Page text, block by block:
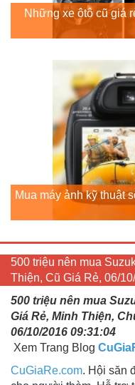
Những xe ôtô cũ giá
Mua máy ảnh kỹ thuật
500 triệu nên mua
Thiện, Cũ Giá Rẻ, 06/
500 triệu nên mua
Giá Rẻ, Minh Thiện,
06/10/2016 09:31:04
Xem Trang Blog
CuGiaRe.com. Hội săn